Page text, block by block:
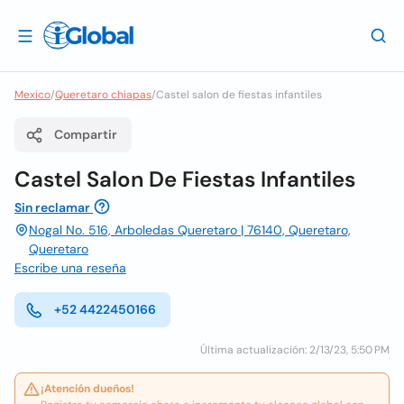
Mexico/Queretaro chiapas/Castel salon de fiestas infantiles
Compartir
Castel Salon De Fiestas Infantiles
Sin reclamar
Nogal No. 516, Arboledas Queretaro | 76140, Queretaro,
Queretaro
Escribe una reseña
+52 4422450166
Última actualización: 2/13/23, 5:50 PM
¡Atención dueños!